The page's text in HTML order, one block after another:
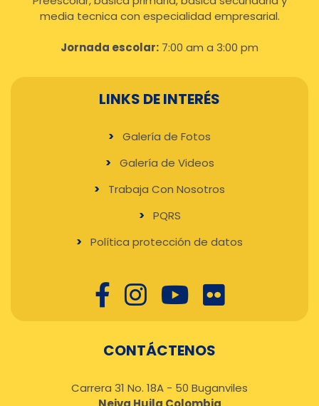
media tecnica con especialidad empresarial.
Jornada escolar: 7:00 am a 3:00 pm
LINKS DE INTERÉS
Galería de Fotos
Galería de Videos
Trabaja Con Nosotros
PQRS
Política protección de datos
CONTÁCTENOS
Carrera 31 No. 18A - 50 Buganviles